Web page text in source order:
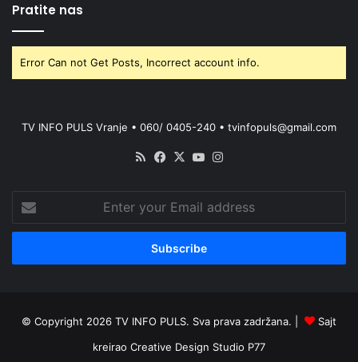
Pratite nas
Error Can not Get Posts, Incorrect account info.
TV INFO PULS Vranje • 060/ 0405-240 • tvinfopuls@gmail.com
RSS Facebook
X YouTube
your
Email
© Copyright 2026 TV INFO PULS. Sva prava zadržana. |
Sajt
kreirao Creative Design Studio P77